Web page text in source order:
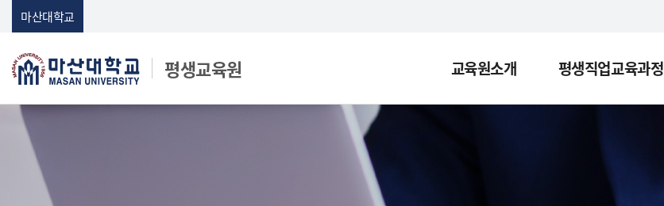
Skip Menu
마산대학교
마산대학교 평생교육원 교육원소개 평생직업교육과정